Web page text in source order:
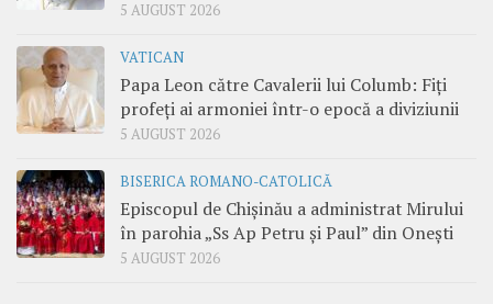
5 AUGUST 2026
VATICAN
Papa Leon către Cavalerii lui Columb: Fiți
profeți ai armoniei într-o epocă a diviziunii
5 AUGUST 2026
BISERICA ROMANO-CATOLICĂ
Episcopul de Chișinău a administrat Mirului
în parohia „Ss Ap Petru și Paul” din Onești
5 AUGUST 2026